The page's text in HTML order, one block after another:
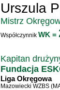
Urszula
Mistrz
Współczynnik WK =
Kapitan
Fundacja
Liga Okręgowa
Mazowiecki WZBS